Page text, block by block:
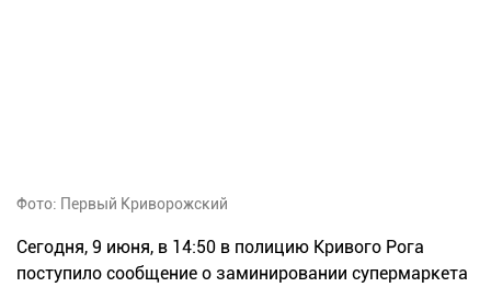
Фото: Первый Криворожский
Сегодня, 9 июня, в 14:50 в полицию Кривого Рога
поступило сообщение о заминировании супермаркета